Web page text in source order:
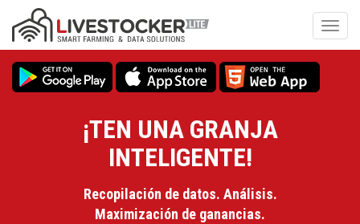
contenido
¡TEN UNA GRANJA
INTELIGENTE!
Recopilación de datos. Análisis.
Maximización de ganancias.